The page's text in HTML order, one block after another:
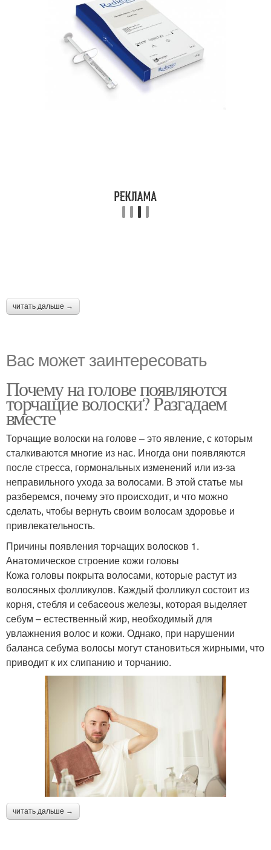
читать дальше →
Вас может заинтересовать
Почему на голове появляются
торчащие волоски? Разгадаем
вместе
Торчащие волоски на голове – это явление, с которым
сталкиваются многие из нас. Иногда они появляются
после стресса, гормональных изменений или из-за
неправильного ухода за волосами. В этой статье мы
разберемся, почему это происходит, и что можно
сделать, чтобы вернуть своим волосам здоровье и
привлекательность.
Причины появления торчащих волосков 1.
Анатомическое строение кожи головы
Кожа головы покрыта волосами, которые растут из
волосяных фолликулов. Каждый фолликул состоит из
корня, стебля и себaceous железы, которая выделяет
себум – естественный жир, необходимый для
увлажнения волос и кожи. Однако, при нарушении
баланса себума волосы могут становиться жирными, что
приводит к их слипанию и торчанию.
читать дальше →